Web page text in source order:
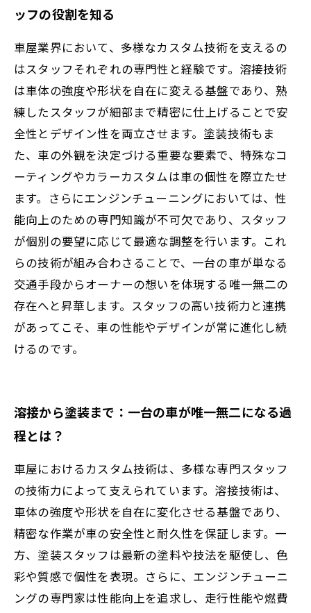
ッフの役割を知る
車屋業界において、多様なカスタム技術を支えるの
はスタッフそれぞれの専門性と経験です。溶接技術
は車体の強度や形状を自在に変える基盤であり、熟
練したスタッフが細部まで精密に仕上げることで安
全性とデザイン性を両立させます。塗装技術もま
た、車の外観を決定づける重要な要素で、特殊なコ
ーティングやカラーカスタムは車の個性を際立たせ
ます。さらにエンジンチューニングにおいては、性
能向上のための専門知識が不可欠であり、スタッフ
が個別の要望に応じて最適な調整を行います。これ
らの技術が組み合わさることで、一台の車が単なる
交通手段からオーナーの想いを体現する唯一無二の
存在へと昇華します。スタッフの高い技術力と連携
があってこそ、車の性能やデザインが常に進化し続
けるのです。
溶接から塗装まで：一台の車が唯一無二になる過
程とは？
車屋におけるカスタム技術は、多様な専門スタッフ
の技術力によって支えられています。溶接技術は、
車体の強度や形状を自在に変化させる基盤であり、
精密な作業が車の安全性と耐久性を保証します。一
方、塗装スタッフは最新の塗料や技法を駆使し、色
彩や質感で個性を表現。さらに、エンジンチューニ
ングの専門家は性能向上を追求し、走行性能や燃費